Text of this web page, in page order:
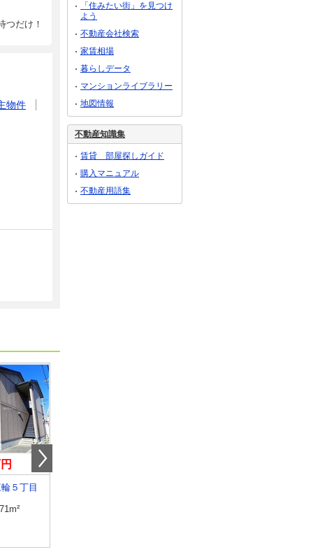
つだけ！
物件
５丁目
「住みたい街」を見つけ
よう
不動産会社検索
家賃相場
暮らしデータ
マンションライブラリー
地図情報
不動産知識集
賃貸 部屋探しガイド
購入マニュアル
不動産用語集